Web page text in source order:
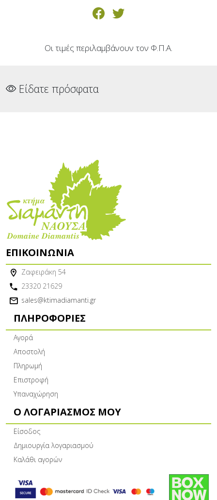
Οι τιμές περιλαμβάνουν τον Φ.Π.Α.
Είδατε πρόσφατα
ΕΠΙΚΟΙΝΩΝΊΑ
Ζαφειράκη 54
23320 21629
sales@ktimadiamanti.gr
ΠΛΗΡΟΦΟΡΊΕΣ
Αγορά
Αποστολή
Πληρωμή
Επιστροφή
Υπαναχώρηση
Ο ΛΟΓΑΡΙΑΣΜΌΣ ΜΟΥ
Είσοδος
Δημιουργία λογαριασμού
Καλάθι αγορών